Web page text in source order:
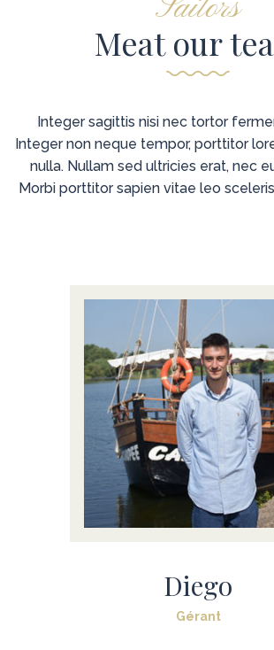
Meat our
Integer sagittis nisi nec tortor
Integer non neque tempor, porttitor
nulla. Nullam sed ultricies erat, nec
Morbi porttitor sapien vitae leo
Diego
Gérant